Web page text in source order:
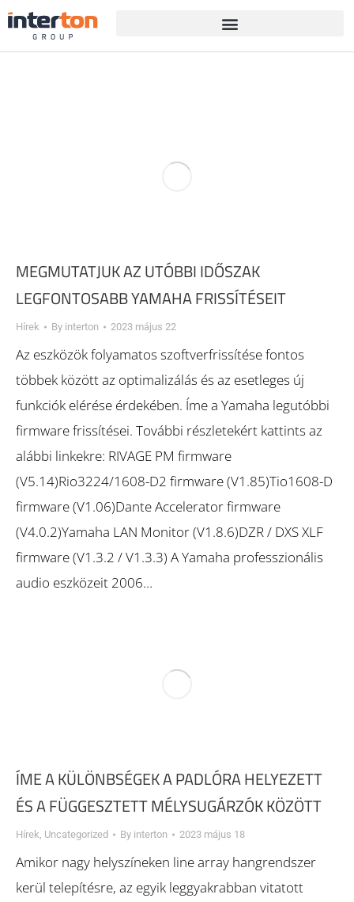
MEGMUTATJUK AZ UTÓBBI IDŐSZAK
LEGFONTOSABB YAMAHA FRISSÍTÉSEIT
Hírek By interton 2023 május 22
Az eszközök folyamatos szoftverfrissítése fontos
többek között az optimalizálás és az esetleges új
funkciók elérése érdekében. Íme a Yamaha legutóbbi
firmware frissítései. További részletekért kattints az
alábbi linkekre: RIVAGE PM firmware
(V5.14)Rio3224/1608-D2 firmware (V1.85)Tio1608-D
firmware (V1.06)Dante Accelerator firmware
(V4.0.2)Yamaha LAN Monitor (V1.8.6)DZR / DXS XLF
firmware (V1.3.2 / V1.3.3) A Yamaha professzionális
audio eszközeit 2006…
ÍME A KÜLÖNBSÉGEK A PADLÓRA HELYEZETT
ÉS A FÜGGESZTETT MÉLYSUGÁRZÓK KÖZÖTT
Hírek Uncategorized By interton 2023 május 18
Amikor nagy helyszíneken line array hangrendszer
kerül telepítésre, az egyik leggyakrabban vitatott